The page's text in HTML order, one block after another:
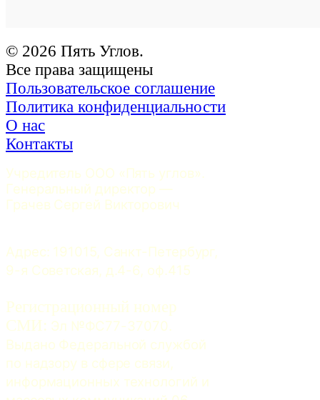
© 2026 Пять Углов.
Все права защищены
Пользовательское соглашение
Политика конфиденциальности
О нас
Контакты
Учредитель ООО «Пять углов».
Генеральный директор —
Грачев Сергей Викторович
Адрес: 191015, Санкт-Петербург,
9-я Советская, д.4-6, оф.415
Регистрационный номер
СМИ: Эл №ФС77-37070.
Выдано Федеральной службой
по надзору в сфере связи,
информационных технологий и